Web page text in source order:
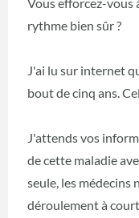
rythme bien sûr ?
J'ai lu sur internet
bout de cinq ans.
J'attends vos
de cette maladie
seule, les médecins
déroulement à